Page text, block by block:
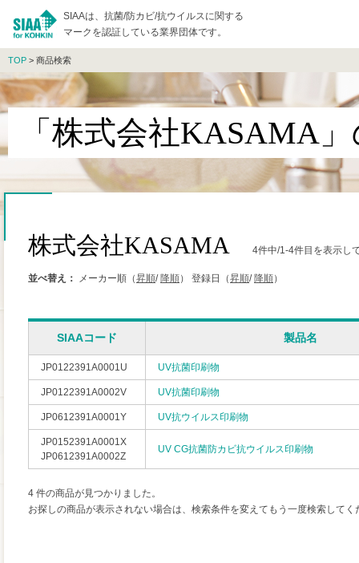
SIAAは、抗菌/防カビ/抗ウイルスに関する
マークを認証している業界団体です。
TOP > 商品検索
「株式会社KASAMA
株式会社KASAMA 4件中/1-4件目を表示し
並べ替え： メーカー順（昇順/ 降順） 登録日（昇順/ 降順）
SIAAコード 製品名
JP0122391A0001U UV抗菌印刷物
JP0122391A0002V UV抗菌印刷物
JP0612391A0001Y UV抗ウイルス印刷物
JP0152391A0001X
JP0612391A0002Z
UV CG抗菌防カビ抗ウイルス印刷物
4 件の商品が見つかりました。
お探しの商品が表示されない場合は、検索条件を変えてもう一度検索してく